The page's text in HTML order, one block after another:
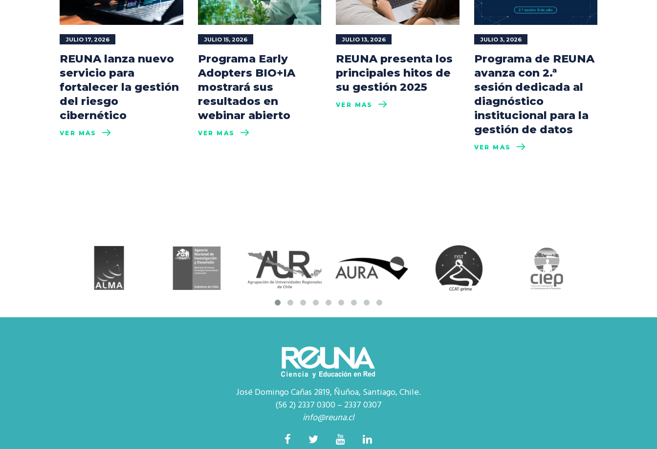
JULIO 17, 2026
REUNA lanza nuevo
servicio para
fortalecer la gestión
del riesgo
cibernético
VER MÁS
JULIO 15, 2026
Programa Early
Adopters BIO+IA
mostrará sus
resultados en
webinar abierto
VER MÁS
JULIO 13, 2026
REUNA presenta los
principales hitos de
su gestión 2025
VER MÁS
JULIO 3, 2026
Programa de REUNA
avanza con 2.ª
sesión dedicada al
diagnóstico
institucional para la
gestión de datos
VER MÁS
José Domingo Cañas 2819, Ñuñoa, Santiago, Chile.
(56 2) 2337 0300 – 2337 0307
info@reuna.cl